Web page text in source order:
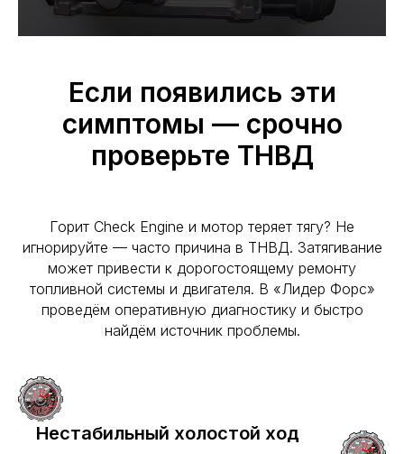
Если появились эти
симптомы — срочно
проверьте ТНВД
Горит Check Engine и мотор теряет тягу? Не
игнорируйте — часто причина в ТНВД. Затягивание
может привести к дорогостоящему ремонту
топливной системы и двигателя. В «Лидер Форс»
проведём оперативную диагностику и быстро
найдём источник проблемы.
Нестабильный холостой ход